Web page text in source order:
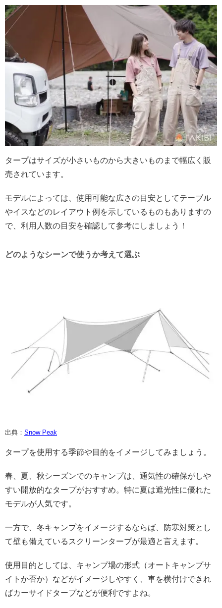
タープはサイズが小さいものから大きいものまで幅広く販
売されています。
モデルによっては、使用可能な広さの目安としてテーブル
やイスなどのレイアウト例を示しているものもありますの
で、利用人数の目安を確認して参考にしましょう！
どのようなシーンで使うか考えて選ぶ
出典： Snow Peak
タープを使用する季節や目的をイメージしてみましょう。
春、夏、秋シーズンでのキャンプは、通気性の確保がしや
すい開放的なタープがおすすめ。特に夏は遮光性に優れた
モデルが人気です。
一方で、冬キャンプをイメージするならば、防寒対策とし
て壁も備えているスクリーンタープが最適と言えます。
使用目的としては、キャンプ場の形式（オートキャンプサ
イトか否か）などがイメージしやすく、車を横付けできれ
ばカーサイドタープなどが便利ですよね。